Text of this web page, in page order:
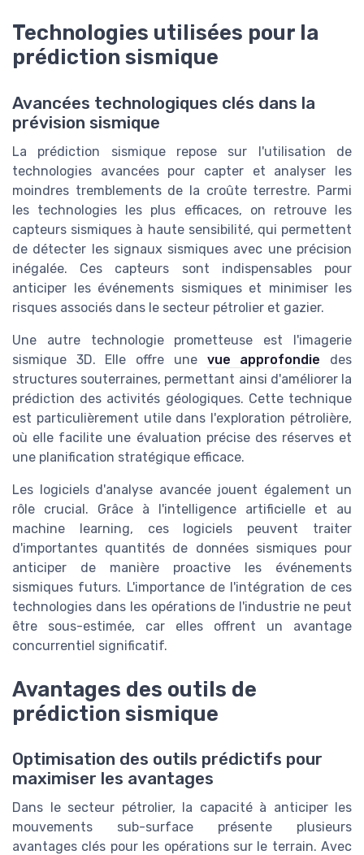
Technologies utilisées pour la
prédiction sismique
Avancées technologiques clés dans la
prévision sismique
La prédiction sismique repose sur l'utilisation de
technologies avancées pour capter et analyser les
moindres tremblements de la croûte terrestre. Parmi
les technologies les plus efficaces, on retrouve les
capteurs sismiques à haute sensibilité, qui permettent
de détecter les signaux sismiques avec une précision
inégalée. Ces capteurs sont indispensables pour
anticiper les événements sismiques et minimiser les
risques associés dans le secteur pétrolier et gazier.
Une autre technologie prometteuse est l'imagerie
sismique 3D. Elle offre une vue approfondie des
structures souterraines, permettant ainsi d'améliorer la
prédiction des activités géologiques. Cette technique
est particulièrement utile dans l'exploration pétrolière,
où elle facilite une évaluation précise des réserves et
une planification stratégique efficace.
Les logiciels d'analyse avancée jouent également un
rôle crucial. Grâce à l'intelligence artificielle et au
machine learning, ces logiciels peuvent traiter
d'importantes quantités de données sismiques pour
anticiper de manière proactive les événements
sismiques futurs. L'importance de l'intégration de ces
technologies dans les opérations de l'industrie ne peut
être sous-estimée, car elles offrent un avantage
concurrentiel significatif.
Avantages des outils de
prédiction sismique
Optimisation des outils prédictifs pour
maximiser les avantages
Dans le secteur pétrolier, la capacité à anticiper les
mouvements sub-surface présente plusieurs
avantages clés pour les opérations sur le terrain. Avec